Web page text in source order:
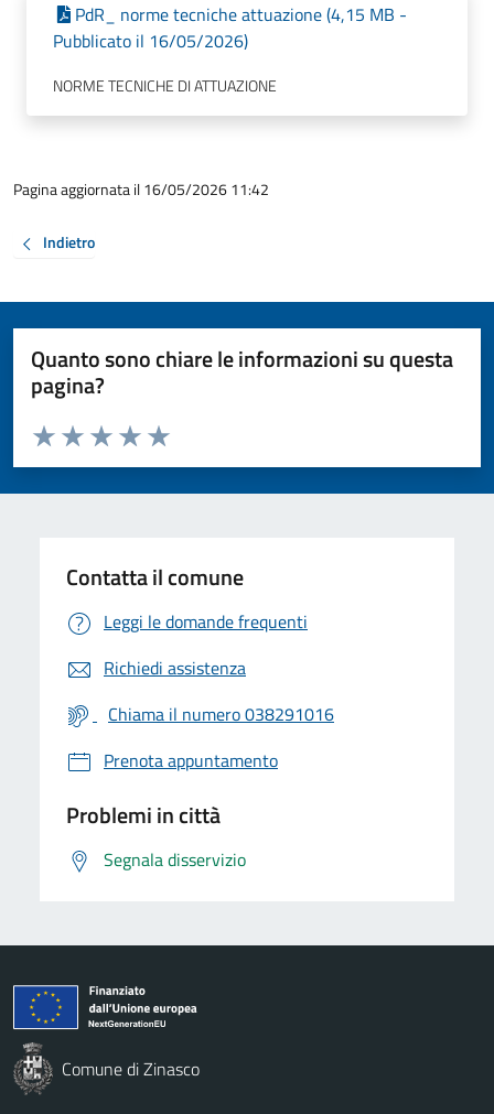
PdR_ norme tecniche attuazione (4,15 MB -
Pubblicato il 16/05/2026)
NORME TECNICHE DI ATTUAZIONE
Pagina aggiornata il 16/05/2026 11:42
Indietro
Quanto sono chiare le informazioni su questa
pagina?
Valuta da 1 a 5 stelle la pagina
Valuta 5 stelle su 5
Valuta 4 stelle su 5
Valuta 3 stelle su 5
Valuta 2 stelle su 5
Valuta 1 stelle su 5
Contatta il comune
Leggi le domande frequenti
Richiedi assistenza
Chiama il numero 038291016
Prenota appuntamento
Problemi in città
Segnala disservizio
Comune di Zinasco